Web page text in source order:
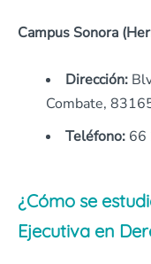
Campus Sonora
Dirección:
Combate,
Teléfono: 66
¿Cómo se
Ejecutiva en